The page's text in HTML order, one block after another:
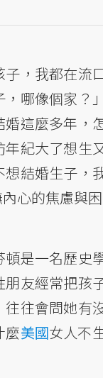
子，我都在
哪像個家？
這麼多年，
紀大了想生
結婚生子，
心的焦慮與困
頓是一名歷
友經常把孩
往會問她有
麼美國女人不